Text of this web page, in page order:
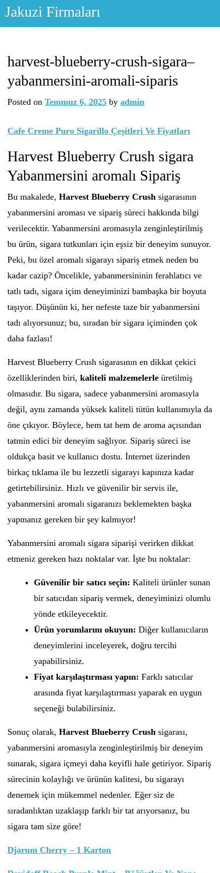
Skip
Jakuzi Firmaları
harvest-blueberry-crush-sigara–
yabanmersini-aromali-siparis
Posted on Temmuz 6, 2025 by admin
Cafe Creme Puro Sigarillo Çeşitleri Ve Fiyatları
Harvest Blueberry Crush sigara
Yabanmersini aromalı Sipariş
Bu makalede, Harvest Blueberry Crush sigarasının
yabanmersini aroması ve sipariş süreci hakkında bilgi
verilecektir. Yabanmersini aromasıyla zenginleştirilmiş
bu ürün, sigara tutkunları için eşsiz bir deneyim sunuyor.
Peki, bu özel aromalı sigarayı sipariş etmek neden bu
kadar cazip? Öncelikle, yabanmersininin ferahlatıcı ve
tatlı tadı, sigara içim deneyiminizi bambaşka bir boyuta
taşıyor. Düşünün ki, her nefeste taze bir yabanmersini
tadı alıyorsunuz; bu, sıradan bir sigara içiminden çok
daha fazlası!
Harvest Blueberry Crush sigarasının en dikkat çekici
özelliklerinden biri, kaliteli malzemelerle üretilmiş
olmasıdır. Bu sigara, sadece yabanmersini aromasıyla
değil, aynı zamanda yüksek kaliteli tütün kullanımıyla da
öne çıkıyor. Böylece, hem tat hem de aroma açısından
tatmin edici bir deneyim sağlıyor. Sipariş süreci ise
oldukça basit ve kullanıcı dostu. İnternet üzerinden
birkaç tıklama ile bu lezzetli sigarayı kapınıza kadar
getirtebilirsiniz. Hızlı ve güvenilir bir servis ile,
yabanmersini aromalı sigaranızı beklemekten başka
yapmanız gereken bir şey kalmıyor!
Yabanmersini aromalı sigara siparişi verirken dikkat
etmeniz gereken bazı noktalar var. İşte bu noktalar:
Güvenilir bir satıcı seçin: Kaliteli ürünler sunan
bir satıcıdan sipariş vermek, deneyiminizi olumlu
yönde etkileyecektir.
Ürün yorumlarını okuyun: Diğer kullanıcıların
deneyimlerini inceleyerek, doğru tercihi
yapabilirsiniz.
Fiyat karşılaştırması yapın: Farklı satıcılar
arasında fiyat karşılaştırması yaparak en uygun
seçeneği bulabilirsiniz.
Sonuç olarak, Harvest Blueberry Crush sigarası,
yabanmersini aromasıyla zenginleştirilmiş bir deneyim
sunarak, sigara içmeyi daha keyifli hale getiriyor. Sipariş
sürecinin kolaylığı ve ürünün kalitesi, bu sigarayı
denemek için mükemmel nedenler. Eğer siz de
sıradanlıktan uzaklaşıp farklı bir tat arıyorsanız, bu
sigara tam size göre!
Djarum Cherry – 1 Karton